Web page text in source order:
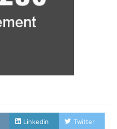
Linkedin Twitter